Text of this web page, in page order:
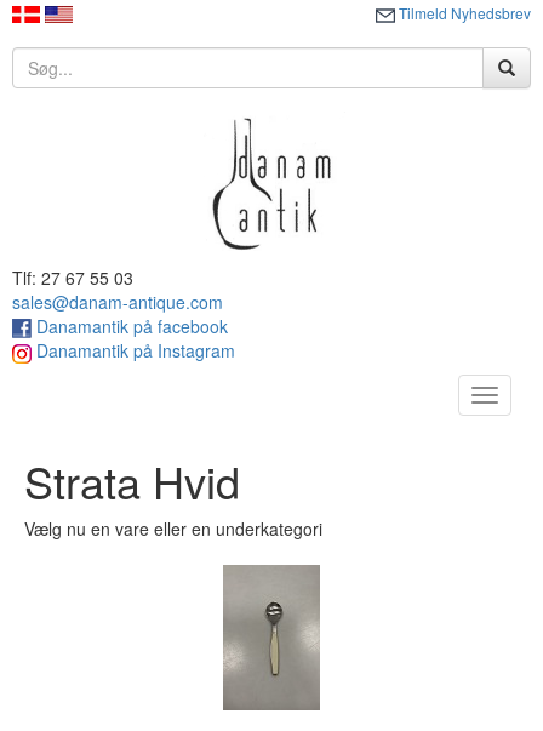
Tilmeld Nyhedsbrev
Tlf: 27 67 55 03
sales@danam-antique.com
Danamantik på facebook
Danamantik på Instagram
Toggle
Strata Hvid
Vælg nu en vare eller en underkategori